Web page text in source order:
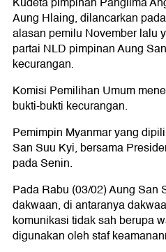
Aung Hlaing, dilancarkan
alasan pemilu November lalu
partai NLD pimpinan Aung
kecurangan.
Komisi Pemilihan Umum
bukti-bukti kecurangan.
Pemimpin Myanmar yang
San Suu Kyi, bersama
pada Senin.
Pada Rabu (03/02) Aung San
dakwaan, di antaranya
komunikasi tidak sah berupa
digunakan oleh staf